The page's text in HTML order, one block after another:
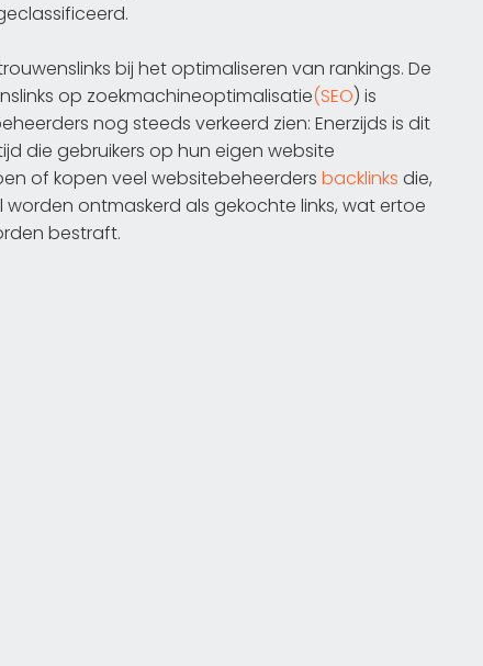
bij het optimaliseren van rankings. De
op zoekmachineoptimalisatie(SEO) is
nog steeds verkeerd zien: Enerzijds is dit
die gebruikers op hun eigen website
of kopen veel websitebeheerders backlinks die,
ontmaskerd als gekochte links, wat ertoe
bestraft.